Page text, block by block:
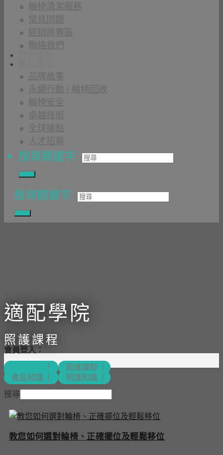
輪椅清潔服務
常見問題
經銷商專區
聯絡我們
品牌故事
永續行動 | 輪椅回收
輪椅安全
卓越技術
全球據點
人才招募
搜尋關鍵字:
搜尋關鍵字:
適配學院
照護課程
照護課程
會員登入：
產品知識
照護知識
搜尋
教您如何選對輪椅、正確擺位及輕鬆移位